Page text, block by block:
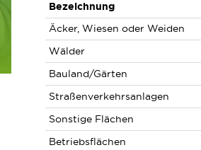
Bezeichnung
Äcker, Wiesen oder Weiden
Wälder
Bauland/Gärten
Straßenverkehrsanlagen
Sonstige Flächen
Betriebsflächen